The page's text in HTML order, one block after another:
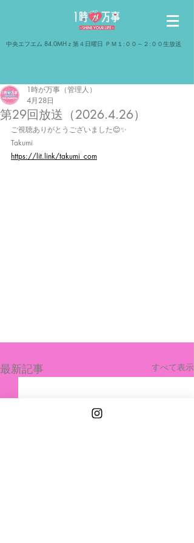
​中央エフエム 84.0MHｚ第４日曜日 ＰＭ１:００～２:００生放送
第29回放送（2026.4.26）
1時が万事（管理人）
4月28日
ご視聴ありがとうございました😊✨
Takumi
https://lit.link/takumi_com
最新記事 すべて表示